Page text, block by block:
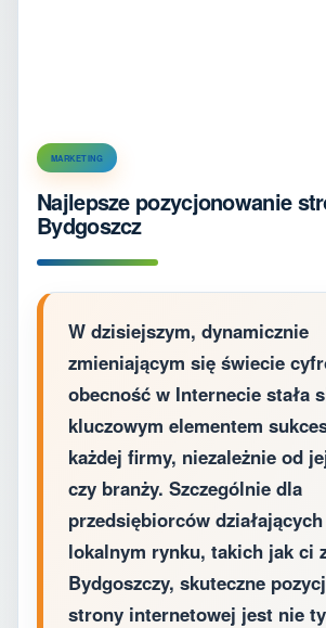
MARKETING
Najlepsze pozycjonowanie
Bydgoszcz
W dzisiejszym, dynamicznie
zmieniającym się świecie
obecność w Internecie stała
kluczowym elementem
każdej firmy, niezależnie od
czy branży. Szczególnie dla
przedsiębiorców
lokalnym rynku, takich jak ci
Bydgoszczy, skuteczne
strony internetowej jest nie